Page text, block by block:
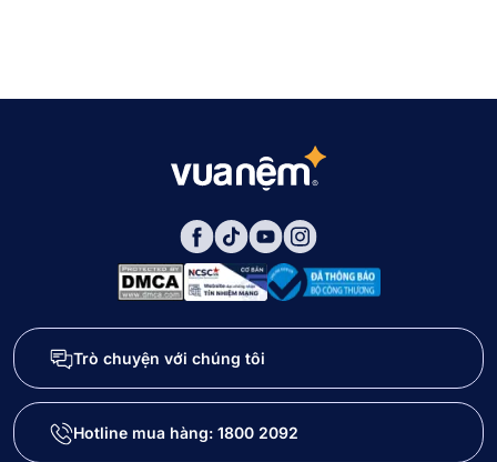
Trò chuyện với chúng tôi
Hotline mua hàng: 1800 2092